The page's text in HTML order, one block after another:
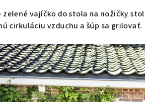
zelené vajíčko do stola na nožičky
cirkuláciu vzduchu a šúp sa grilovať.